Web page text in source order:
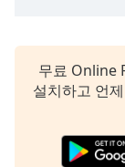
descriptions
off ,
selected
subtitles
무료 Online
설치하고 언